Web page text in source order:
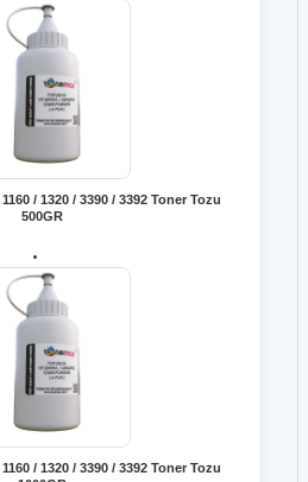
/ 1320 / 3390 / 3392 Toner Tozu
500GR
/ 1320 / 3390 / 3392 Toner Tozu